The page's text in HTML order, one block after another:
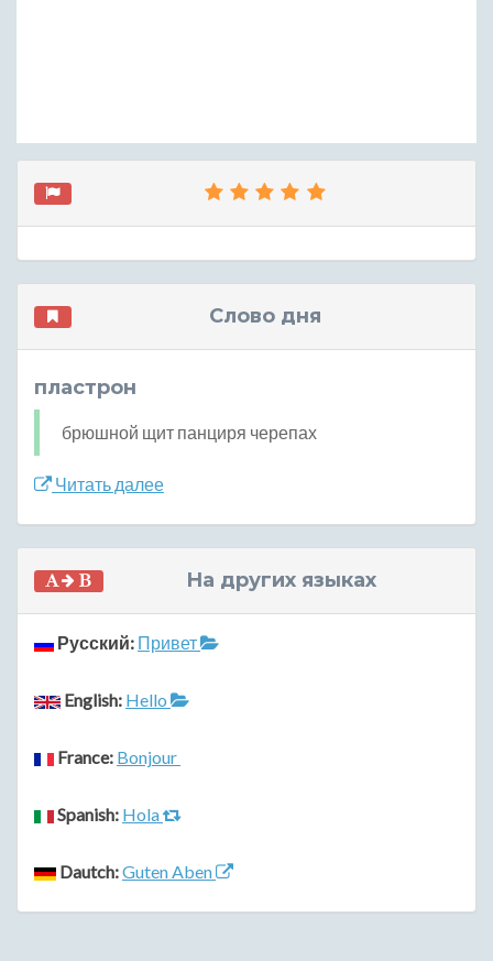
Слово дня
пластрон
брюшной щит панциря черепах
Читать далее
На других языках
Русский: Привет
English: Hello
France: Bonjour
Spanish: Hola
Dautch:Guten Aben